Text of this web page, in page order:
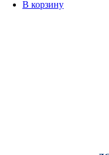
В корзину